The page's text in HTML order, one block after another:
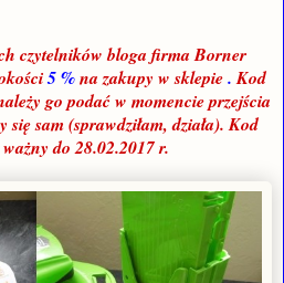
czytelników bloga firma Borner
5 %na zakupy wsklepie .Kod
go podać w momencie przejścia
sam (sprawdziłam, działa). Kod
ażny do28.02.2017 r.